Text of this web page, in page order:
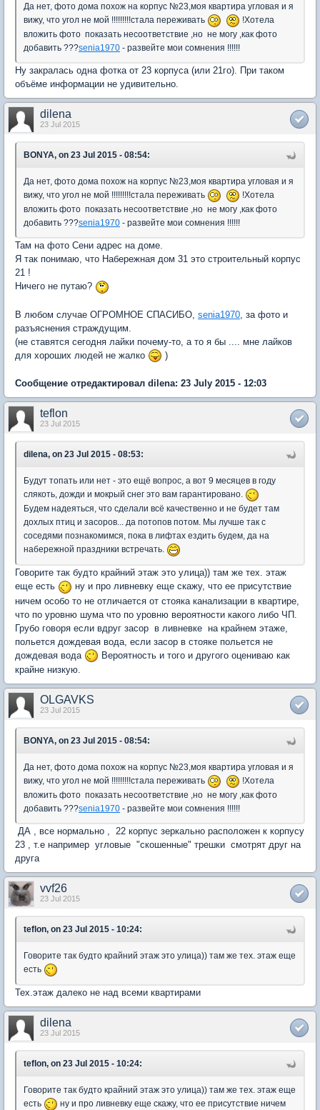
Да нет, фото дома похож на корпус №23,моя квартира угловая и я
вижу, что угол не мой !!!!!!!!!стала переживать
!Хотела
вложить фото показать несоответствие ,но не могу ,как фото
добавить ???senia1970 - развейте мои сомнения !!!!!!
Ну закралась одна фотка от 23 корпуса (или 21го). При таком
объёме информации не удивительно.
dilena
23 Jul 2015
BONYA, on 23 Jul 2015 - 08:54:
Да нет, фото дома похож на корпус №23,моя квартира угловая и я
вижу, что угол не мой !!!!!!!!!стала переживать
!Хотела
вложить фото показать несоответствие ,но не могу ,как фото
добавить ???senia1970 - развейте мои сомнения !!!!!!
Там на фото Сени адрес на доме.
Я так понимаю, что Набережная дом 31 это строительный корпус
21 !
Ничего не путаю?
В любом случае ОГРОМНОЕ СПАСИБО, senia1970 , за фото и
разъяснения страждущим.
(не ставятся сегодня лайки почему-то, а то я бы .... мне лайков
для хороших людей не жалко
)
Сообщение отредактировал dilena: 23 July 2015 - 12:03
teflon
23 Jul 2015
dilena, on 23 Jul 2015 - 08:53:
Будут топать или нет - это ещё вопрос, а вот 9 месяцев в году
слякоть, дожди и мокрый снег это вам гарантировано.
Будем надеяться, что сделали всё качественно и не будет там
дохлых птиц и засоров... да потопов потом. Мы лучше так с
соседями познакомимся, пока в лифтах ездить будем, да на
набережной праздники встречать.
Говорите так будто крайний этаж это улица)) там же тех. этаж
еще есть
ну и про ливневку еще скажу, что ее присутствие
ничем особо то не отличается от стояка канализации в квартире,
что по уровню шума что по уровню вероятности какого либо ЧП.
Грубо говоря если вдруг засор в ливневке на крайнем этаже,
польется дождевая вода, если засор в стояке польется не
дождевая вода
Вероятность и того и другого оцениваю как
крайне низкую.
OLGAVKS
23 Jul 2015
BONYA, on 23 Jul 2015 - 08:54:
Да нет, фото дома похож на корпус №23,моя квартира угловая и я
вижу, что угол не мой !!!!!!!!!стала переживать
!Хотела
вложить фото показать несоответствие ,но не могу ,как фото
добавить ???senia1970 - развейте мои сомнения !!!!!!
ДА , все нормально , 22 корпус зеркально расположен к корпусу
23 , т.е например угловые "скошенные" трешки смотрят друг на
друга
vvf26
23 Jul 2015
teflon, on 23 Jul 2015 - 10:24:
Говорите так будто крайний этаж это улица)) там же тех. этаж еще
есть
Тех.этаж далеко не над всеми квартирами
dilena
23 Jul 2015
teflon, on 23 Jul 2015 - 10:24:
Говорите так будто крайний этаж это улица)) там же тех. этаж еще
есть
ну и про ливневку еще скажу, что ее присутствие ничем